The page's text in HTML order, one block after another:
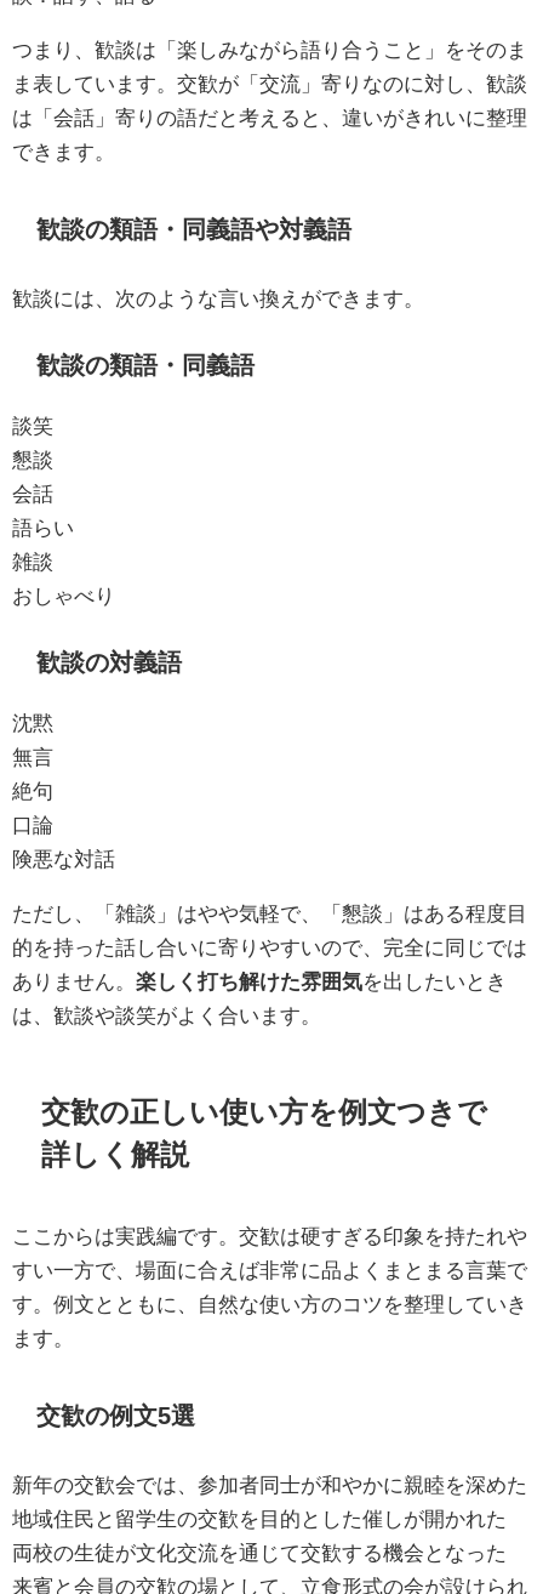
つまり、歓談は「楽しみながら語り合うこと」をそのま
ま表しています。交歓が「交流」寄りなのに対し、歓談
は「会話」寄りの語だと考えると、違いがきれいに整理
できます。
歓談の類語・同義語や対義語
歓談には、次のような言い換えができます。
歓談の類語・同義語
談笑
懇談
会話
語らい
雑談
おしゃべり
歓談の対義語
沈黙
無言
絶句
口論
険悪な対話
ただし、「雑談」はやや気軽で、「懇談」はある程度目
的を持った話し合いに寄りやすいので、完全に同じでは
ありません。 楽しく打ち解けた雰囲気を出したいとき
は、歓談や談笑がよく合います。
交歓の正しい使い方を例文つきで
詳しく解説
ここからは実践編です。交歓は硬すぎる印象を持たれや
すい一方で、場面に合えば非常に品よくまとまる言葉で
す。例文とともに、自然な使い方のコツを整理していき
ます。
交歓の例文5選
新年の交歓会では、参加者同士が和やかに親睦を深めた
地域住民と留学生の交歓を目的とした催しが開かれた
両校の生徒が文化交流を通じて交歓する機会となった
来賓と会員の交歓の場として、立食形式の会が設けられ